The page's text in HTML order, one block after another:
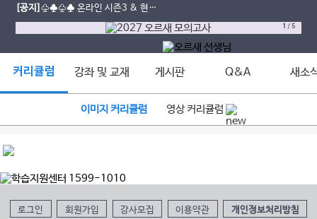
수강평 이벤트
[공지]♧♣♧♣ 온라인 시즌3 & 현장
스케치
1 /5
커리큘럼 강좌 및 교재 게시판 Q&A 새소
이미지 커리큘럼 영상 커리큘럼
로그인 회원가입 강사모집 이용약관 개인정보처리방침